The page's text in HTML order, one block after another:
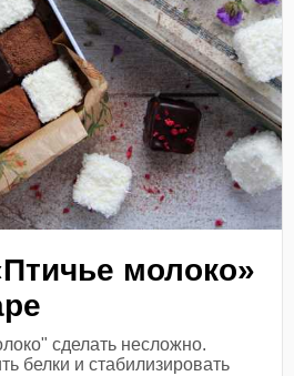
молоко»
сделать несложно.
белки и стабилизировать